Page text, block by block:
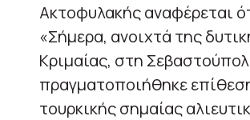
Ακτοφυλακής αναφέρεται
«Σήμερα, ανοιχτά της
Κριμαίας, στη
πραγματοποιήθηκε
τουρκικής σημαίας